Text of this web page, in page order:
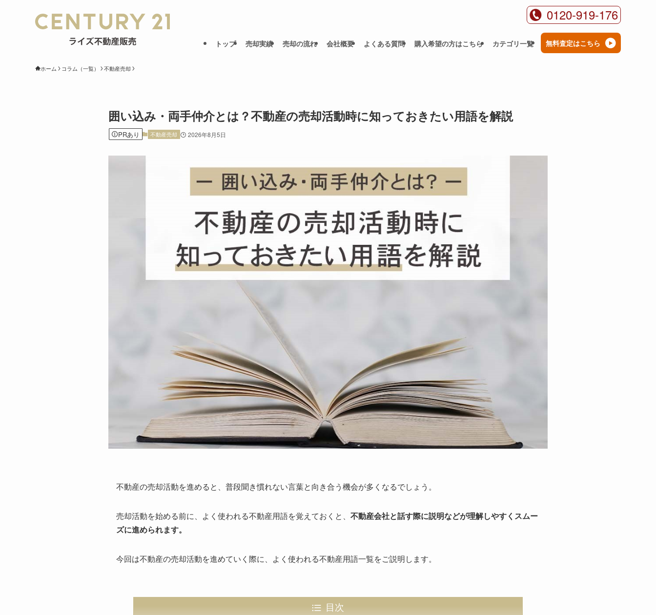
トップ 売却実績 売却の流れ 会社概要 よくある質問 購入希望の方はこちら カテゴリ一覧 無料査定はこちら
0120-919-176
ホーム コラム（一覧） 不動産売却
囲い込み・両手仲介とは？不動産の売却活動時に知っておきたい用語を解説
PRあり 不動産売却 2026年8月5日
不動産の売却活動を進めると、普段聞き慣れない言葉と向き合う機会が多くなるでしょう。
売却活動を始める前に、よく使われる不動産用語を覚えておくと、 不動産会社と話す際に説明などが理解しやすくスムー
ズに進められます。
今回は不動産の売却活動を進めていく際に、よく使われる不動産用語一覧をご説明します。
目次